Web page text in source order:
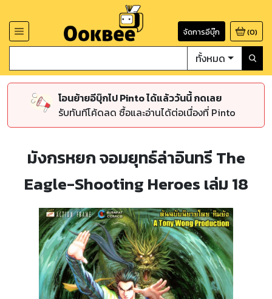
จัดการอีบุ๊ก (0)
ทั้งหมด
โอนย้ายอีบุ๊กไป Pinto ได้แล้ววันนี้ กดเลย
รับทันทีโค้ดลด ซื้อและอ่านได้ต่อเนื่องที่ Pinto
มังกรหยก จอมยุทธ์ล่าอินทรี The
Eagle-Shooting Heroes เล่ม 18